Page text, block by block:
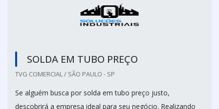
SOLDA EM TUBO PREÇO
TVG COMERCIAL / SÃO PAULO - SP
Se alguém busca por solda em tubo preço justo,
descobrirá a empresa ideal para seu negócio. Realizando